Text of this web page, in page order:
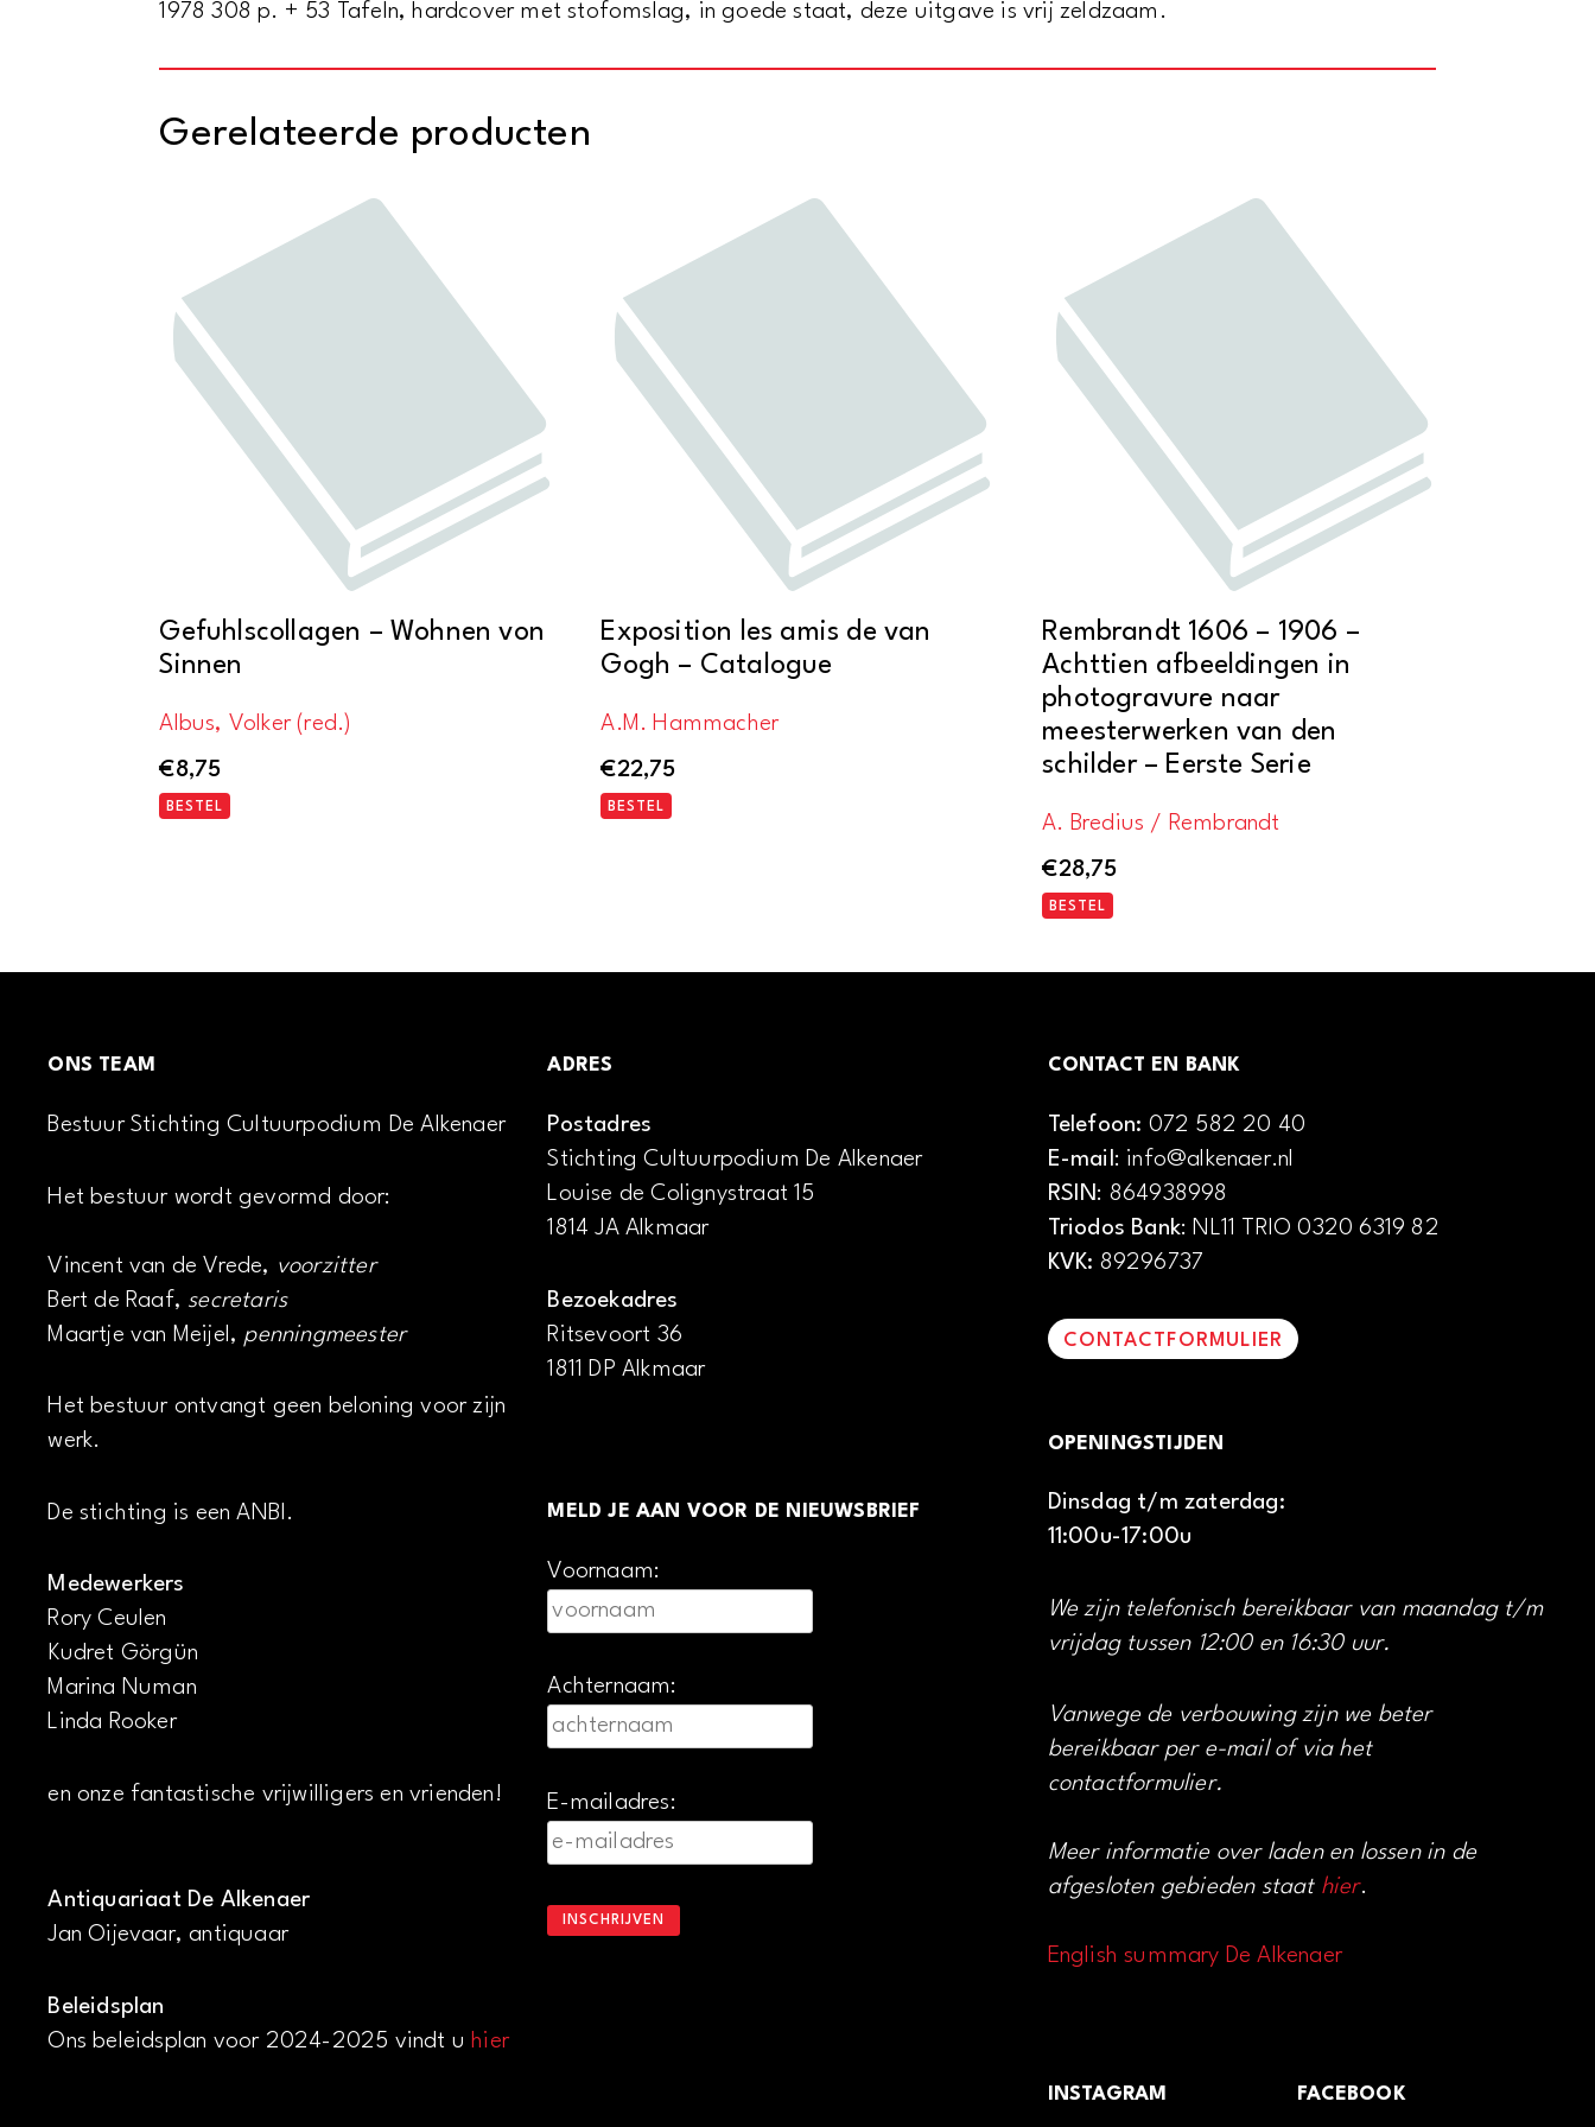
1978 308 p. + 53 Tafeln, hardcover met stofomslag, in goede staat, deze uitgave is vrij zeldzaam.
Gerelateerde producten
Gefuhlscollagen – Wohnen von
Sinnen
Albus, Volker (red.)
€8,75
BESTEL
Exposition les amis de van
Gogh – Catalogue
A.M. Hammacher
€22,75
BESTEL
Rembrandt 1606 – 1906 –
Achttien afbeeldingen in
photogravure naar
meesterwerken van den
schilder – Eerste Serie
A. Bredius / Rembrandt
€28,75
BESTEL
ONS TEAM
Bestuur Stichting Cultuurpodium De Alkenaer
Het bestuur wordt gevormd door:
Vincent van de Vrede, voorzitter
Bert de Raaf, secretaris
Maartje van Meijel, penningmeester
Het bestuur ontvangt geen beloning voor zijn
werk.
De stichting is een ANBI.
Medewerkers
Rory Ceulen
Kudret Görgün
Marina Numan
Linda Rooker
en onze fantastische vrijwilligers en vrienden!
Antiquariaat De Alkenaer
Jan Oijevaar, antiquaar
Beleidsplan
Ons beleidsplan voor 2024-2025 vindt u hier
ADRES
Postadres
Stichting Cultuurpodium De Alkenaer
Louise de Colignystraat 15
1814 JA Alkmaar
Bezoekadres
Ritsevoort 36
1811 DP Alkmaar
MELD JE AAN VOOR DE NIEUWSBRIEF
Voornaam:
Achternaam:
E-mailadres:
CONTACT EN BANK
Telefoon: 072 582 20 40
E-mail: info@alkenaer.nl
RSIN: 864938998
Triodos Bank: NL11 TRIO 0320 6319 82
KVK: 89296737
CONTACTFORMULIER
OPENINGSTIJDEN
Dinsdag t/m zaterdag:
11:00u-17:00u
We zijn telefonisch bereikbaar van maandag t/m
vrijdag tussen 12:00 en 16:30 uur.
Vanwege de verbouwing zijn we beter
bereikbaar per e-mail of via het
contactformulier.
Meer informatie over laden en lossen in de
afgesloten gebieden staat hier.
English summary De Alkenaer
INSTAGRAM FACEBOOK